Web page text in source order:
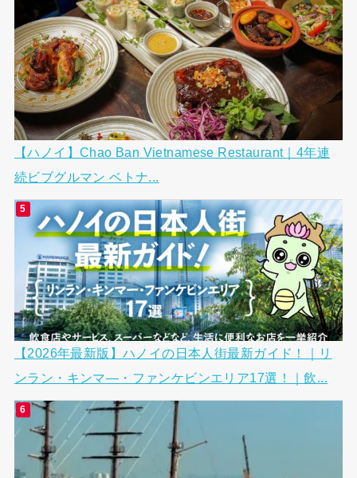
【ハノイ】Chao Ban Vietnamese Restaurant｜4年連
続ビブグルマン ベトナ...
【2026年最新版】ハノイの日本人街最新ガイド！｜リ
ンラン・キンマ―・ファンケビンエリア17選！｜飲...